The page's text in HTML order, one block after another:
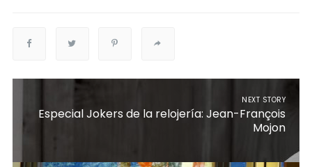
NEXT STORY
Especial Jokers de la relojería: Jean-François
Mojon